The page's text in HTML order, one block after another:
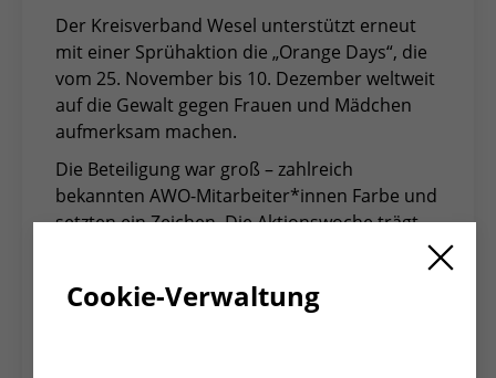
Der Kreisverband Wesel unterstützt erneut
mit einer Sprühaktion die „Orange Days“, die
vom 25. November bis 10. Dezember weltweit
auf die Gewalt gegen Frauen und Mädchen
aufmerksam machen.
Die Beteiligung war groß – zahlreich
bekannten AWO-Mitarbeiter*innen Farbe und
setzten ein Zeichen. Die Aktionswoche trägt
Frauen zu schärfen und Maßnahmen zu ihrer
Bekämpfung zu fördern.Ein Engagement, das
Cookie-Verwaltung